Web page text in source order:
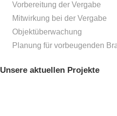
Vorbereitung der Vergabe
Mitwirkung bei der Vergabe
Objektüberwachung
Planung für vorbeugenden
Unsere aktuellen Projekte